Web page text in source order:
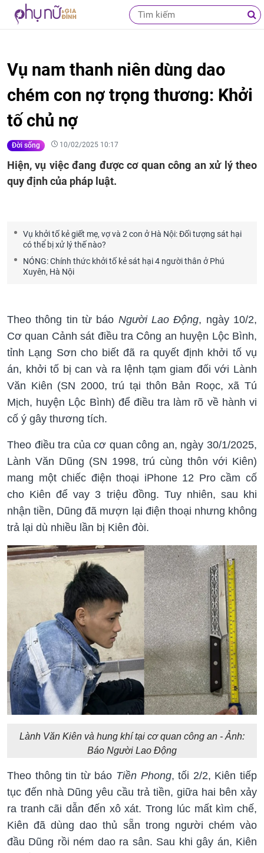
Vụ nam thanh niên dùng dao
chém con nợ trọng thương: Khởi
tố chủ nợ
Đời sống 10/02/2025 10:17
Hiện, vụ việc đang được cơ quan công an xử lý theo
quy định của pháp luật.
Vụ khởi tố kẻ giết mẹ, vợ và 2 con ở Hà Nội: Đối tượng sát hại
có thể bị xử lý thế nào?
NÓNG: Chính thức khởi tố kẻ sát hại 4 người thân ở Phú
Xuyên, Hà Nội
Theo thông tin từ báo Người Lao Động, ngày 10/2,
Cơ quan Cảnh sát điều tra Công an huyện Lộc Bình,
tỉnh Lạng Sơn cho biết đã ra quyết định khởi tố vụ
án, khởi tố bị can và ra lệnh tạm giam đối với Lành
Văn Kiên (SN 2000, trú tại thôn Bản Roọc, xã Tú
Mịch, huyện Lộc Bình) để điều tra làm rõ về hành vi
cố ý gây thương tích.
Theo điều tra của cơ quan công an, ngày 30/1/2025,
Lành Văn Dũng (SN 1998, trú cùng thôn với Kiên)
mang một chiếc điện thoại iPhone 12 Pro cầm cố
cho Kiên để vay 3 triệu đồng. Tuy nhiên, sau khi
nhận tiền, Dũng đã mượn lại điện thoại nhưng không
trả lại dù nhiều lần bị Kiên đòi.
Lành Văn Kiên và hung khí tại cơ quan công an - Ảnh:
Báo Người Lao Động
Theo thông tin từ báo Tiền Phong, tối 2/2, Kiên tiếp
tục đến nhà Dũng yêu cầu trả tiền, giữa hai bên xảy
ra tranh cãi dẫn đến xô xát. Trong lúc mất kìm chế,
Kiên đã dùng dao thủ sẵn trong người chém vào
đầu Dũng rồi ném dao ra sân. Sau khi gây án, Kiên